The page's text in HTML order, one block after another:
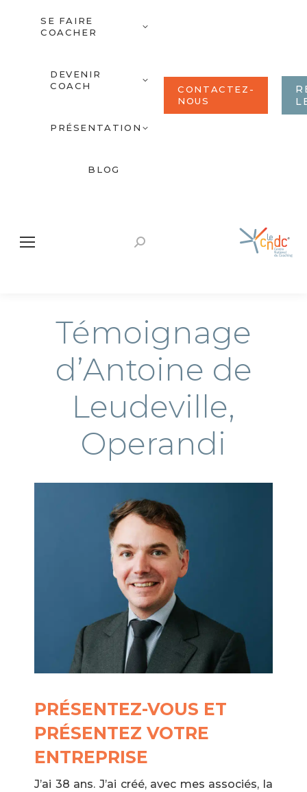
SE FAIRE
COACHER
DEVENIR
COACH
PRÉSENTATION
BLOG
CONTACTEZ-
NOUS
Recherche
Témoignage
d’Antoine de
Leudeville,
Operandi
PRÉSENTEZ-VOUS ET
PRÉSENTEZ VOTRE
ENTREPRISE
J’ai 38 ans. J’ai créé, avec mes associés, la